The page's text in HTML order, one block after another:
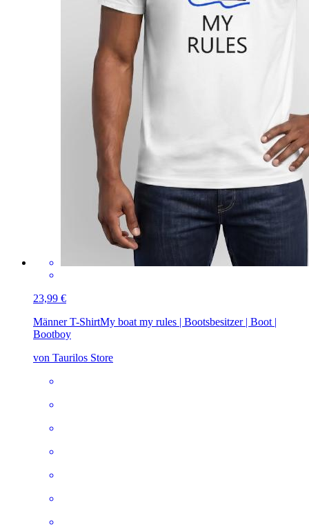
23,99 €
Männer T-ShirtMy boat my rules | Bootsbesitzer | Boot |
Bootboy
von Taurilos Store